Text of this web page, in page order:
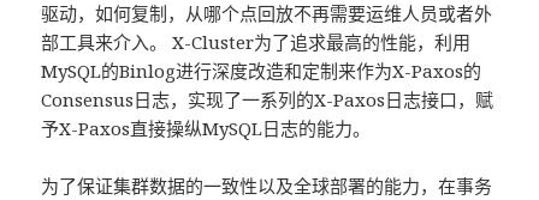
驱动，如何复制，从哪个点回放不再需要运维人员或者外
部工具来介入。 X-Cluster为了追求最高的性能，利用
MySQL的Binlog进行深度改造和定制来作为X-Paxos的
Consensus日志，实现了一系列的X-Paxos日志接口，赋
予X-Paxos直接操纵MySQL日志的能力。
为了保证集群数据的一致性以及全球部署的能力，在事务